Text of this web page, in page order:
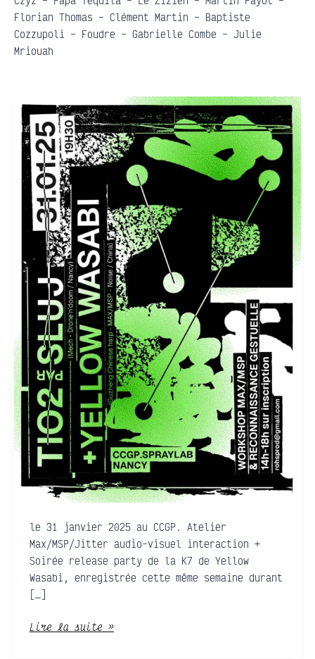
Florian Thomas – Clément Martin – Baptiste
Cozzupoli – Foudre – Gabrielle Combe – Julie
Mriouah
le 31 janvier 2025 au CCGP. Atelier
Max/MSP/Jitter audio-visuel interaction +
Soirée release party de la K7 de Yellow
Wasabi, enregistrée cette même semaine durant
[…]
Yellow
Wasabi
(workshop
&
release
party)
Lire la suite »